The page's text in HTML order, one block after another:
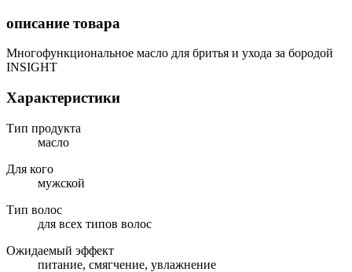
описание товара
Многофункциональное масло для бритья и ухода за бородой
INSIGHT
Характеристики
Тип продукта
масло
Для кого
мужской
Тип волос
для всех типов волос
Ожидаемый эффект
питание, смягчение, увлажнение